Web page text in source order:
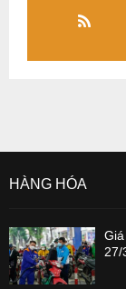
HÀNG HÓA
27/